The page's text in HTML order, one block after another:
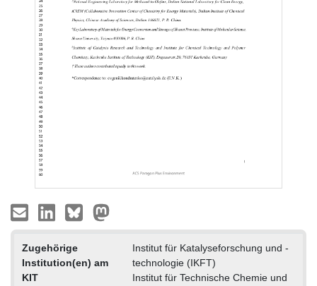
Zugehörige
Institution(en) am
KIT
Institut für Katalyseforschung und -
technologie (IKFT)
Institut für Technische Chemie und